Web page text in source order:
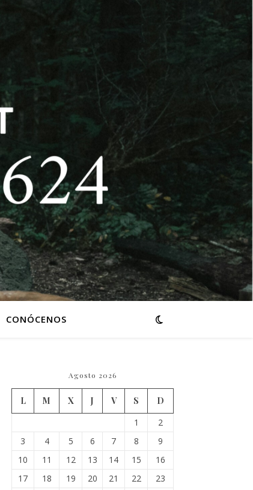
CONÓCENOS
Agosto 2026
L M X J V S
D
1
2
3
4 5 6 7 8
9
10
11 12 13 14 15
16
17
18 19 20 21 22
23